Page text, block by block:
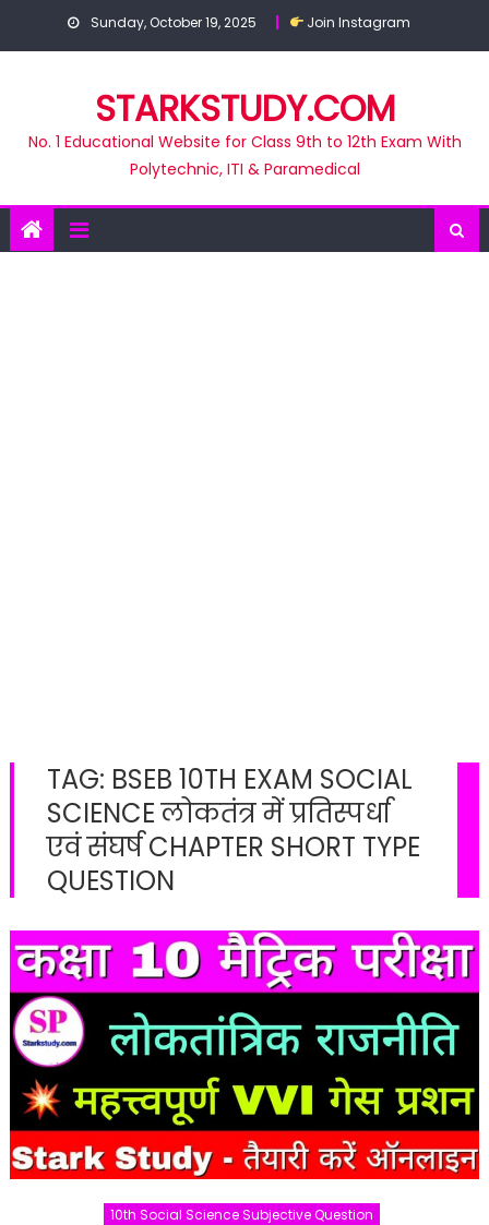
Sunday, October 19, 2025 Join Instagram
STARKSTUDY.COM
No. 1 Educational Website for Class 9th to 12th Exam With
Polytechnic, ITI & Paramedical
TAG: BSEB 10TH EXAM SOCIAL
SCIENCE लोकतंत्र में प्रतिस्पर्धा
एवं संघर्ष CHAPTER SHORT TYPE
QUESTION
10th Social Science Subjective Question